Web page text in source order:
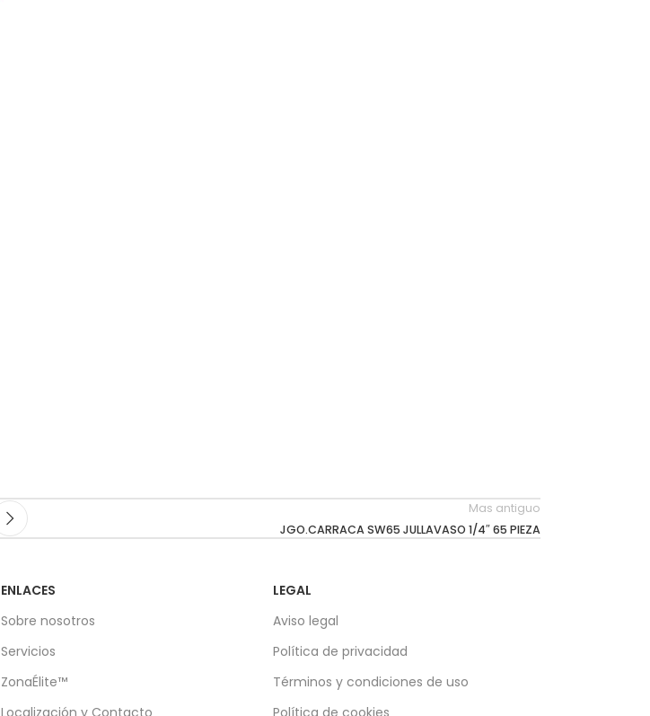
Mas antiguo
JGO.CARRACA SW65 JULLAVASO 1/4″ 65 PIEZA
ENLACES
Sobre nosotros
Servicios
ZonaÉlite™
Localización y Contacto
LEGAL
Aviso legal
Política de privacidad
Términos y condiciones de uso
Política de cookies